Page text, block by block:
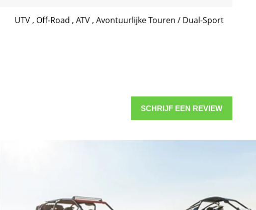
UTV , Off-Road , ATV , Avontuurlijke Touren / Dual-Sport
SCHRIJF EEN REVIEW